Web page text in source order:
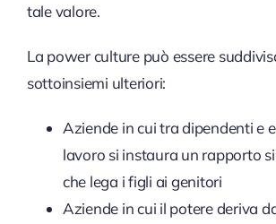
tale valore.
La power culture può essere
sottoinsiemi ulteriori:
Aziende in cui tra dipendenti e
lavoro si instaura un rapporto
che lega i figli ai genitori
Aziende in cui il potere deriva